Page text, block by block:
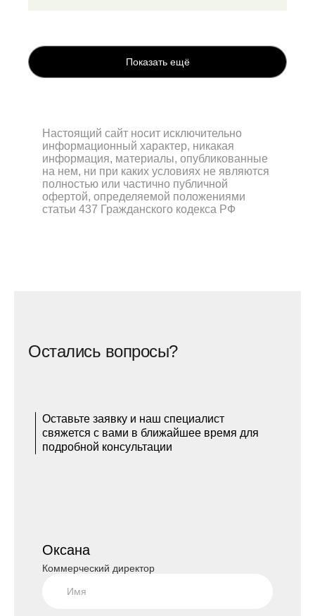
Показать ещё
Настоящий сайт носит исключительно
информационный характер, никакая
информация, материалы, опубликованные
на нем, ни при каких условиях не являются
полностью или частично публичной
офертой, определяемой положениями
статьи 437 Гражданского кодекса РФ
Остались вопросы?
Оставьте заявку и наш специалист
свяжется с вами в ближайшее время для
подробной консультации
Оксана
Коммерческий директор